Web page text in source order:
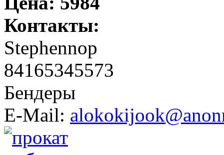
Контакты:
Stephennop
84165345573
Бендеры
E-Mail: